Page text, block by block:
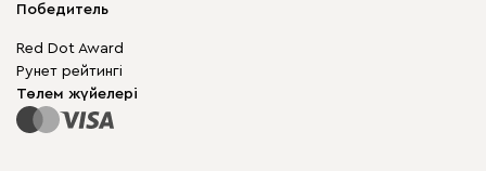
Кепілдік
Бизнес үшін
Сайт картасы
Шкаф жиһазы
Модульдік жиһаз
Үстелдер мен орындықтар
Победитель
Red Dot Award
Рунет рейтингі
Төлем жүйелері